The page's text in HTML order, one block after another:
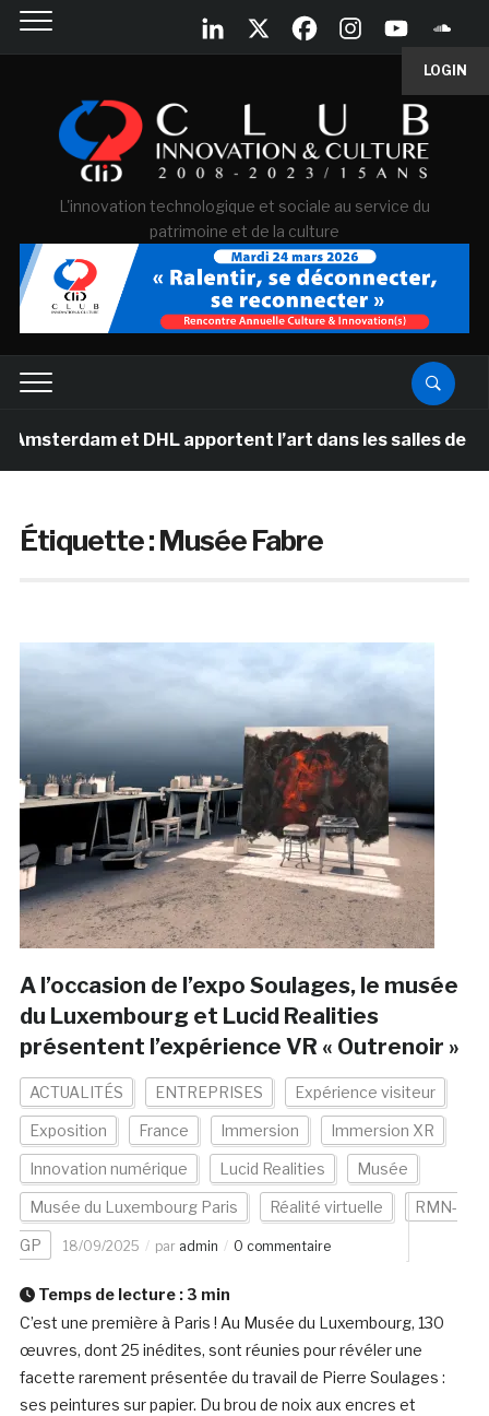
LOGIN
L'innovation technologique et sociale au service du
patrimoine et de la culture
et DHL apportent l’art dans les salles de classe des
Étiquette :Musée Fabre
A l’occasion de l’expo Soulages, le musée
du Luxembourg et Lucid Realities
présentent l’expérience VR « Outrenoir »
ACTUALITÉS ENTREPRISES Expérience visiteur
Exposition France Immersion Immersion XR
Innovation numérique Lucid Realities Musée
Musée du Luxembourg Paris Réalité virtuelle RMN-
GP 18/09/2025 par admin 0 commentaire
Temps de lecture : 3 min
C’est une première à Paris ! Au Musée du Luxembourg, 130
œuvres, dont 25 inédites, sont réunies pour révéler une
facette rarement présentée du travail de Pierre Soulages :
ses peintures sur papier. Du brou de noix aux encres et